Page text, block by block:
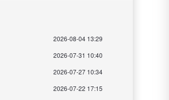
2026-08-04 13:29
2026-07-31 10:40
2026-07-27 10:34
2026-07-22 17:15